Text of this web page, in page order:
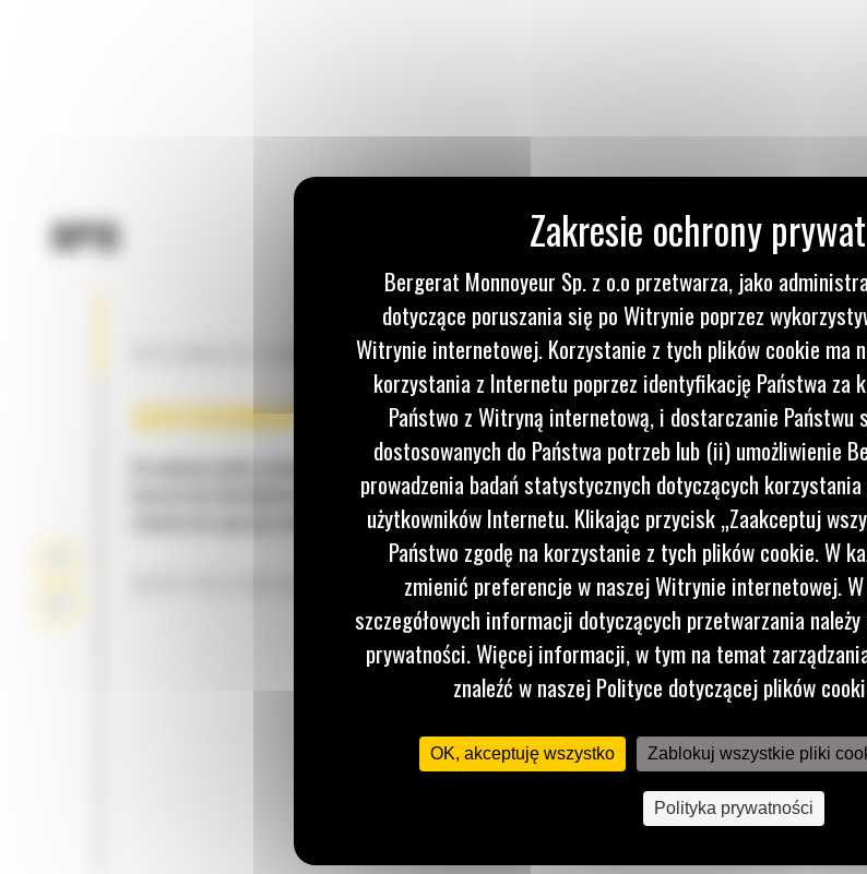
OPIS
OPCJONALNY LEMIESZ DO ZASYPYWANIA.
ZASTOSOWANIE
Do ubijania gleby, piasku lub żwiru przed wylewaniem
betonu lub układaniem nawierzchni asfaltowych. Idealne
również do naprawy nawierzchni asfaltowych.
Bergerat Monnoyeur Sp. z o.o przetwarza, jako
dotyczące poruszania się po Witrynie poprzez
Witrynie internetowej. Korzystanie z tych plików cookie ma
korzystania z Internetu poprzez identyfikację Państwa za
Państwo z Witryną internetową, i dostarczanie Państwu
dostosowanych do Państwa potrzeb lub (ii) umożliwienie
prowadzenia badań statystycznych dotyczących
użytkowników Internetu. Klikając przycisk „Zaakceptuj
Państwo zgodę na korzystanie z tych plików cookie. W
zmienić preferencje w naszej Witrynie internetowej.
szczegółowych informacji dotyczących przetwarzania
prywatności. Więcej informacji, w tym na temat
znaleźć w naszej Polityce dotyczącej plików
OK, akceptuję wszystko Zablokuj wszystkie pliki
Polityka prywatności